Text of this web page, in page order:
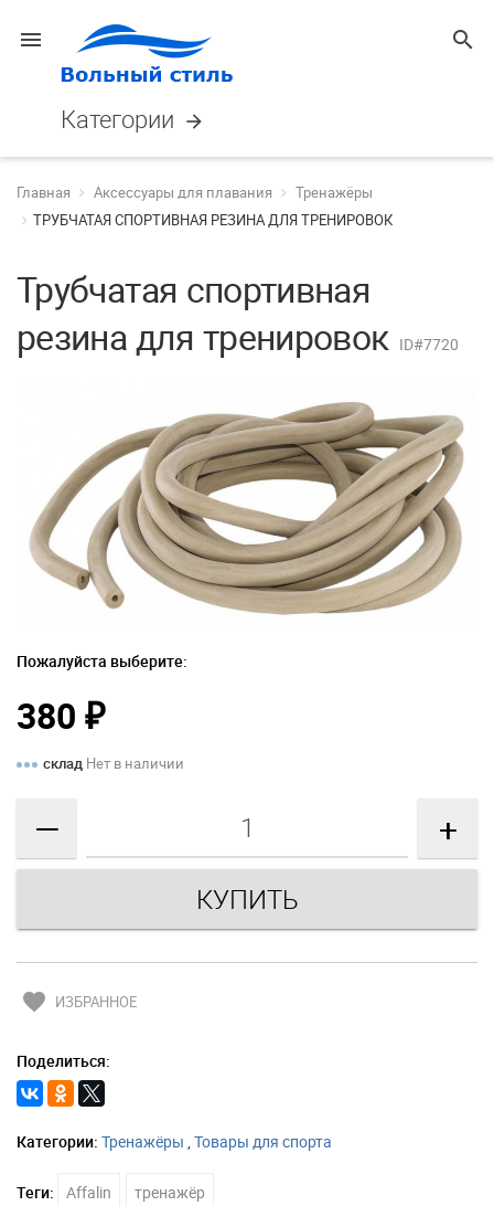
menu search
Категории arrow_forward
Главная Аксессуары для плавания
Тренажёры
ТРУБЧАТАЯ СПОРТИВНАЯ РЕЗИНА ДЛЯ ТРЕНИРОВОК
Трубчатая спортивная
резина для тренировок ID#7720
Пожалуйста выберите:
380 ₽
склад Нет в наличии
— +
favorite ИЗБРАННОЕ
Поделиться:
Категории: Тренажёры , Товары для спорта
Теги: Affalin тренажёр